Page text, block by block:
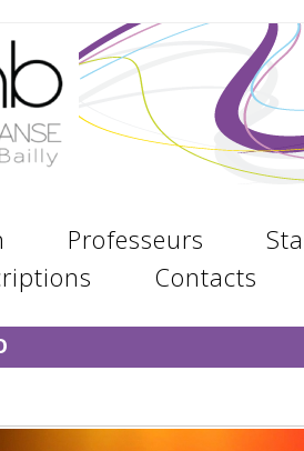
Professeurs
Contacts